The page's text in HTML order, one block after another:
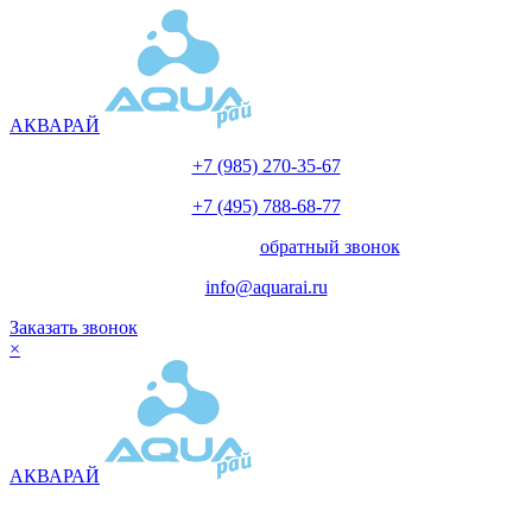
АКВАРАЙ
+7 (985) 270-35-67
+7 (495) 788-68-77
обратный звонок
info@aquarai.ru
Заказать звонок
×
АКВАРАЙ